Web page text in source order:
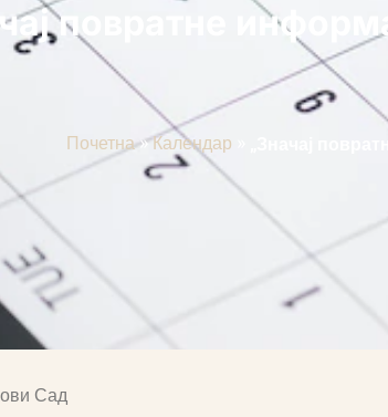
повратне
Почетна»Календар „Значај
Сад